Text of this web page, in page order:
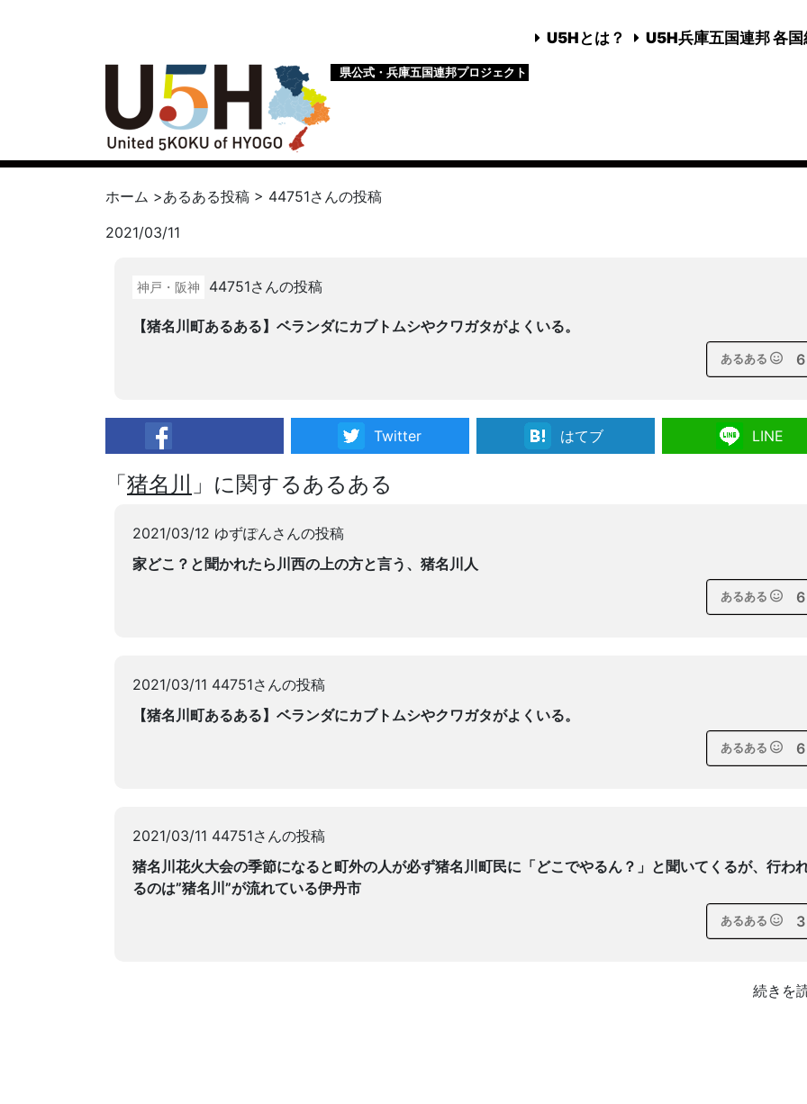
U5Hとは？ U5H兵庫五国連邦 各国
県公式・兵庫五国連邦プロジェクト
ホーム >あるある投稿 > 44751さんの投稿
2021/03/11
神戸・阪神 44751さんの投稿
【猪名川町あるある】ベランダにカブトムシやクワガタがよくいる。
あるある 6
Twitter はてブ LINE
「猪名川 」に関するあるある
2021/03/12 ゆずぽんさんの投稿
家どこ？と聞かれたら川西の上の方と言う、猪名川人
あるある 6
2021/03/11 44751さんの投稿
【猪名川町あるある】ベランダにカブトムシやクワガタがよくいる。
あるある 6
2021/03/11 44751さんの投稿
猪名川花火大会の季節になると町外の人が必ず猪名川町民に「どこでやるん？」と聞いてくるが、行わ
るのは”猪名川”が流れている伊丹市
あるある 3
続きを